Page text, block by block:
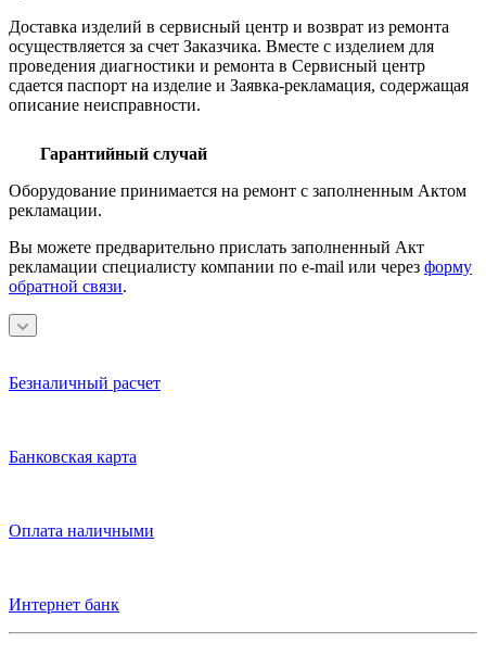
Доставка изделий в сервисный центр и возврат из ремонта
осуществляется за счет Заказчика. Вместе с изделием для
проведения диагностики и ремонта в Сервисный центр
сдается паспорт на изделие и Заявка-рекламация, содержащая
описание неисправности.
Гарантийный случай
Оборудование принимается на ремонт с заполненным Актом
рекламации.
Вы можете предварительно прислать заполненный Акт
рекламации специалисту компании по e-mail или через форму
обратной связи.
Безналичный расчет
Банковская карта
Оплата наличными
Интернет банк